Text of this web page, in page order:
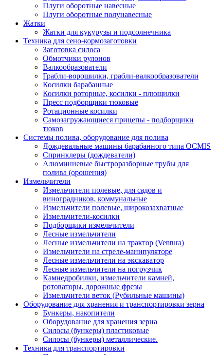
Плуги оборотные навесные
Плуги оборотные полунавесные
Жатки
Жатки для кукурузы и подсолнечника
Техника для сено-кормозаготовки
Заготовка силоса
Обмотчики рулонов
Валкообразователи
Грабли-ворошилки, грабли-валкообразователи
Косилки барабанные
Косилки роторные, косилки - плющилки
Пресс подборщики тюковые
Ротационные косилки
Самозагружающиеся прицепы - подборщики
тюков
Системы полива, оборудование для полива
Дождевальные машины барабанного типа OCMIS
Спринклеры (дождеватели)
Алюминиевые быстроразборные трубы для
полива (орошения)
Измельчители
Измельчители полевые, для садов и
виноградников, коммунальные
Измельчители полевые, широкозахватные
Измельчители-косилки
Подборщики измельчители
Лесные измельчители
Лесные измельчители на трактор (Ventura)
Измельчители на стреле-манипуляторе
Лесные измельчители на экскаватор
Лесные измельчители на погрузчик
Камнедробилки, измельчители камней,
ротоваторы, дорожные фрезы
Измельчители веток (Рубильные машины)
Оборудование для хранения и транспортировки зерна
Бункеры, накопители
Оборудование для хранения зерна
Силосы (бункеры) пластиковые
Силосы (бункеры) металлические.
Техника для транспортировки